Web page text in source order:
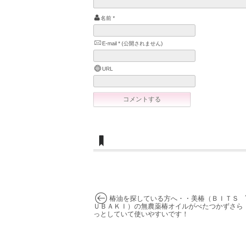
名前 *
E-mail * (公開されません)
URL
椿油を探している方へ・・美椿（ＢＩＴＳ
ＵＢＡＫＩ）の無農薬椿オイルがべたつかずさら
っとしていて使いやすいです！